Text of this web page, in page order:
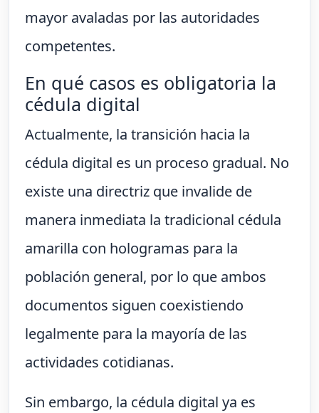
mayor avaladas por las autoridades
competentes.
En qué casos es obligatoria la
cédula digital
Actualmente, la transición hacia la
cédula digital es un proceso gradual. No
existe una directriz que invalide de
manera inmediata la tradicional cédula
amarilla con hologramas para la
población general, por lo que ambos
documentos siguen coexistiendo
legalmente para la mayoría de las
actividades cotidianas.
Sin embargo, la cédula digital ya es